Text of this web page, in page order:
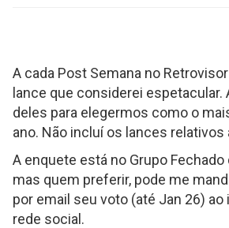
A cada Post Semana no
lance que considerei espetacular.
deles para elegermos como o
ano. Não incluí os lances
A enquete está no Grupo Fechado
mas quem preferir, pode me
por email seu voto (até Jan 26) ao
rede social.